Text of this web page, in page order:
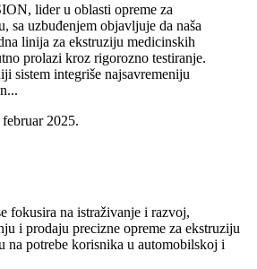
lider u oblasti opreme za
sa uzbuđenjem objavljuje da naša
linija za ekstruziju medicinskih
prolazi kroz rigorozno testiranje.
sistem integriše najsavremeniju
februar 2025.
na istraživanje i razvoj,
i prodaju precizne opreme za ekstruziju
na potrebe korisnika u automobilskoj i